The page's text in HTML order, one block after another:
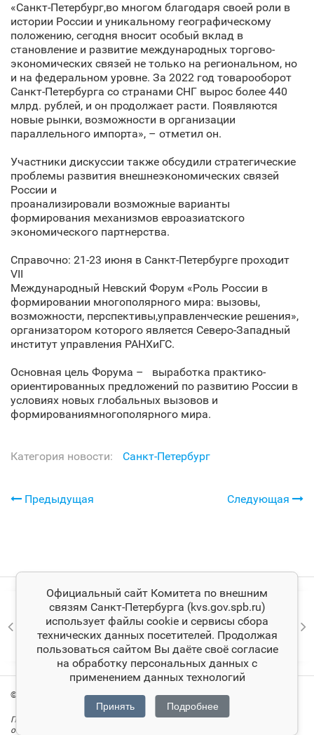
«Санкт‑Петербург,во многом благодаря своей роли в
истории России и уникальному географическому
положению, сегодня вносит особый вклад в
становление и развитие международных торгово-
экономических связей не только на региональном, но
и на федеральном уровне. За 2022 год товарооборот
Санкт‑Петербурга со странами СНГ вырос более 440
млрд. рублей, и он продолжает расти. Появляются
новые рынки, возможности в организации
параллельного импорта», – отметил он.
Участники дискуссии также обсудили стратегические
проблемы развития внешнеэкономических связей
России и
проанализировали возможные варианты
формирования механизмов евроазиатского
экономического партнерства.
Справочно: 21-23 июня в Санкт‑Петербурге проходит
VII
Международный Невский Форум «Роль России в
формировании многополярного мира: вызовы,
возможности, перспективы,управленческие решения»,
организатором которого является Северо-Западный
институт управления РАНХиГС.
Основная цель Форума – выработка практико-
ориентированных предложений по развитию России в
условиях новых глобальных вызовов и
формированиямногополярного мира.
Категория новости: Санкт‑Петербург
Предыдущая Следующая
© Комитет по внешним связям Санкт‑Петербурга
При цитировании материалов ссылка на официальный сайт Комитета
обязательна
Официальный сайт Комитета по внешним
связям Санкт‑Петербурга (kvs.gov.spb.ru)
использует файлы cookie и сервисы сбора
технических данных посетителей. Продолжая
пользоваться сайтом Вы даёте своё согласие
на обработку персональных данных с
применением данных технологий
Принять Подробнее